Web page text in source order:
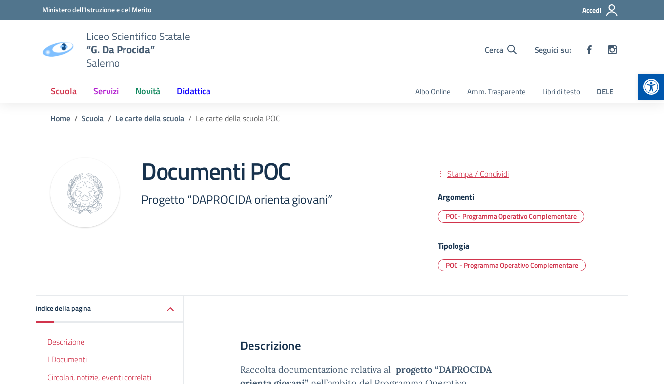
Vai ai contenuti
Vai al menu di navigazioneMinistero dell'Istruzione e del Merito Accedi
Liceo Scientifico Statale
“G. Da Procida”
Salerno
Cerca Seguici su:
Scuola Servizi Novità Didattica Albo Online Amm. Trasparente Libri di testo DELE
Home Scuola Le carte della scuola Le carte della scuola POC
Documenti POC
Progetto “DAPROCIDA orienta giovani”
Stampa / Condividi
Argomenti
POC- Programma Operativo Complementare
Tipologia
POC - Programma Operativo Complementare
Indice della pagina
Descrizione
I Documenti
Circolari, notizie, eventi correlati
Descrizione
Raccolta documentazione relativa al progetto “DAPROCIDA